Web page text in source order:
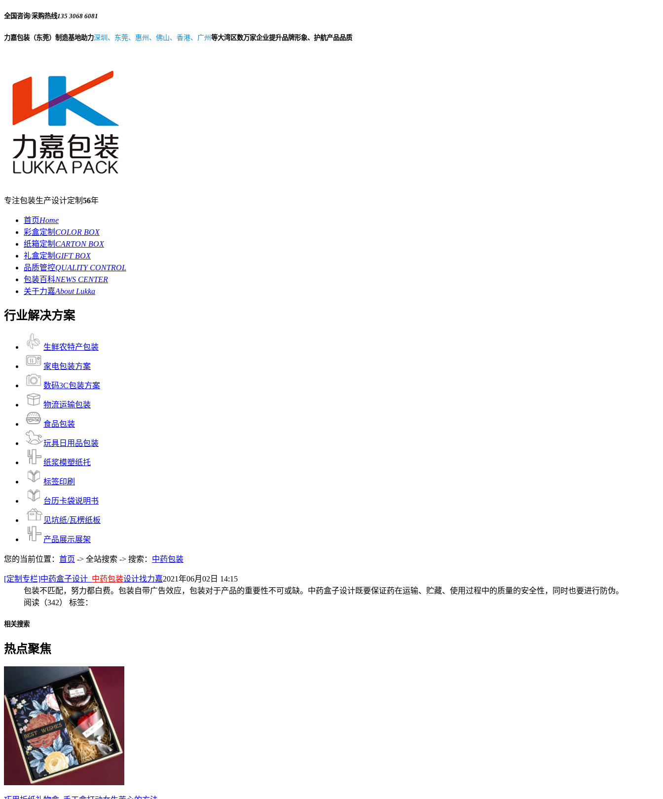
全国咨询/采购热线135 3068 6081
力嘉包装（东莞）制造基地助力深圳、东莞、惠州、佛山、香港、广州 等大湾区数万家企业提升品牌形象、护航产品品质
专注包装生产设计定制 56年
首页Home
彩盒定制 COLOR BOX
纸箱定制 CARTON BOX
礼盒定制 GIFT BOX
品质管控QUALITY CONTROL
包装百科NEWS CENTER
关于力嘉About Lukka
行业解决方案
生鲜农特产包装
家电包装方案
数码3C包装方案
物流运输包装
食品包装
玩具日用品包装
纸浆模塑纸托
标签印刷
台历卡袋说明书
见坑纸/瓦楞纸板
产品展示展架
您的当前位置： 首页 -> 全站搜索 -> 搜索： 中药包装
[定制专栏]中药盒子设计_ 中药包装设计找力嘉2021年06月02日 14:15
包装不匹配，努力都白费。包装自带广告效应，包装对于产品的重要性不可或缺。中药盒子设计既要保证药在运输、贮藏、使用过程中的质量的安全性，同时也要进行防伪。
阅读（342） 标签：
相关搜索
热点聚焦